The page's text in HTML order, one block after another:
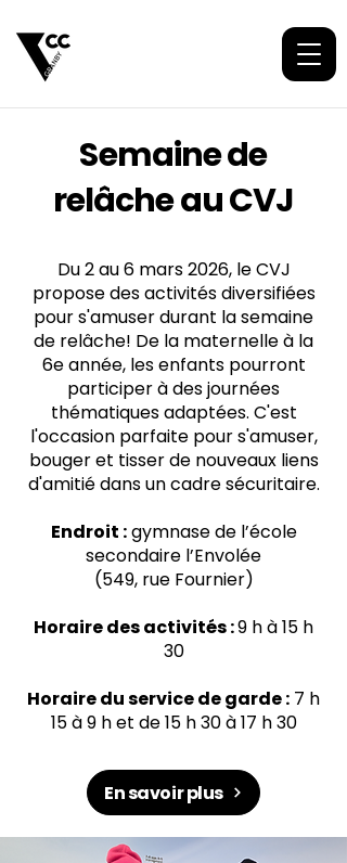
Semaine de
relâche au CVJ
Du 2 au 6 mars 2026, le CVJ
propose des activités diversifiées
pour s'amuser durant la semaine
de relâche! De la maternelle à la
6e année, les enfants pourront
participer à des journées
thématiques adaptées. C'est
l'occasion parfaite pour s'amuser,
bouger et tisser de nouveaux liens
d'amitié dans un cadre sécuritaire.
Endroit :gymnase de l’école
secondaire l’Envolée
(549, rue Fournier)
Horaire des activités :9 h à 15 h
30
Horaire du service de garde : 7 h
15 à 9 h et de 15 h 30 à 17 h 30
En savoir plus